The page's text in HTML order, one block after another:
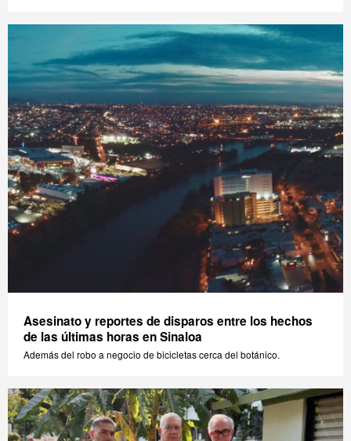
Asesinato y reportes de disparos entre los hechos
de las últimas horas en Sinaloa
Además del robo a negocio de bicicletas cerca del botánico.